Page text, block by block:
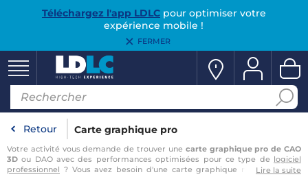
Téléchargez l'app LDLCpour optimiser votre
expérience mobile !
FERMER
Retour Carte graphique pro
Votre activité vous demande de trouver une carte graphique pro de CAO
3D ou DAO avec des performances optimisées pour ce type de logiciel
professionnel ? Vous avez besoin d'une carte graphique multi-affichage
Lire la suite